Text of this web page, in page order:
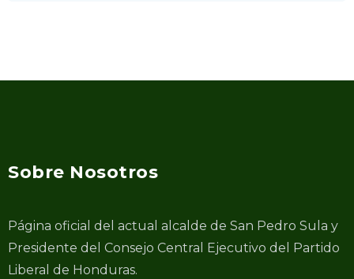
Sobre Nosotros
Página oficial del actual alcalde de San Pedro Sula y
Presidente del Consejo Central Ejecutivo del Partido
Liberal de Honduras.